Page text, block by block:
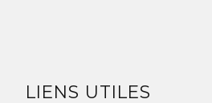
LIENS UTILES